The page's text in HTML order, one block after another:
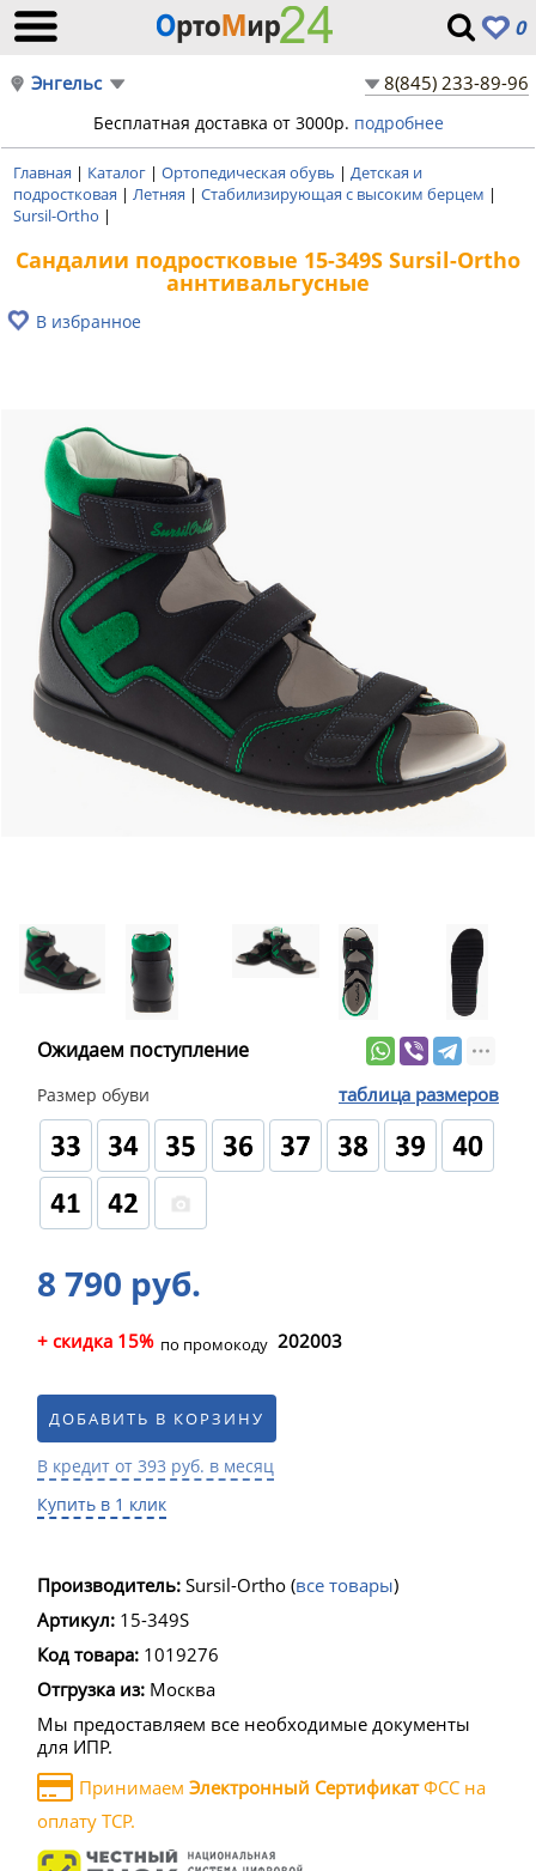
0
Энгельс 8(845) 233-89-96
Бесплатная доставка от 3000р. подробнее
Главная | Каталог | Ортопедическая обувь | Детская и
подростковая | Летняя | Стабилизирующая с высоким берцем |
Sursil-Ortho |
Сандалии подростковые 15-349S Sursil-Ortho
аннтивальгусные
В избранное
Ожидаем поступление
Размер обуви таблица размеров
8 790 руб.
+ скидка 15% по промокоду 202003
ДОБАВИТЬ В КОРЗИНУ
В кредит от 393 руб. в месяц
Купить в 1 клик
Производитель: Sursil-Ortho (все товары)
Артикул: 15-349S
Код товара: 1019276
Отгрузка из: Москва
Мы предоставляем все необходимые документы
для ИПР.
Принимаем Электронный СертификатФСС на
оплату ТСР.